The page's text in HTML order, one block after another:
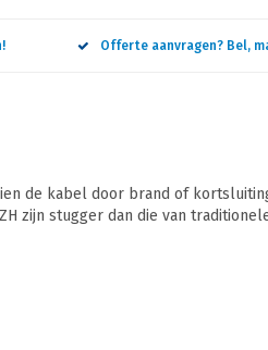
Offerte aanvragen? Bel,
de kabel door brand of
zijn stugger dan die van